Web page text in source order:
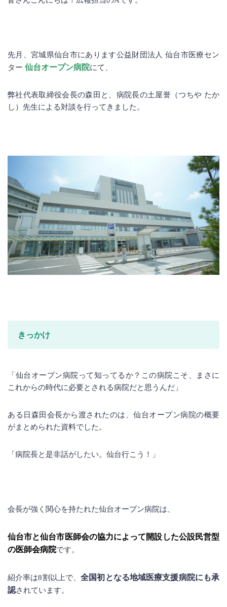
先月、宮城県仙台市にあります公益財団法人 仙台市医療セン
ター 仙台オープン病院にて、
弊社代表取締役会長の森田と、病院長の土屋誉（つちや たか
し）先生による対談を行ってきました。
きっかけ
「仙台オープン病院って知ってるか？この病院こそ、まさに
これからの時代に必要とされる病院だと思うんだ」
ある日森田会長から渡されたのは、仙台オープン病院の概要
がまとめられた資料でした。
「病院長と是非話がしたい。仙台行こう！」
会長が強く関心を持たれた仙台オープン病院は、
仙台市と仙台市医師会の協力によって開設した公設民営型
の医師会病院です。
紹介率は8割以上で、全国初となる地域医療支援病院にも承
認されています。